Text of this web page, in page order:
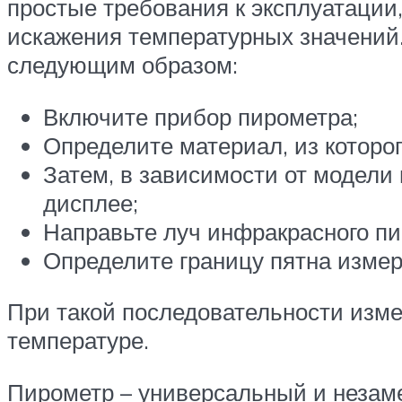
простые требования к
искажения температурных
следующим образом:
Включите прибор пирометра;
Определите материал, из
Затем, в зависимости от
дисплее;
Направьте луч инфракрасного
Определите границу пятна
При такой последовательности
температуре.
Пирометр – универсальный и